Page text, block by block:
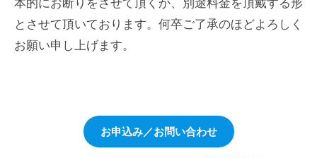
本的にお断りをさせて頂くか、別途料金を頂戴する形
とさせて頂いております。何卒ご了承のほどよろしく
お願い申し上げます。
お申込み／お問い合わせ